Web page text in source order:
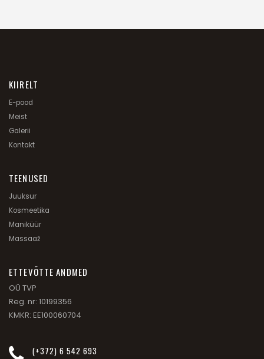
KIIRELT
E-pood
Meist
Galerii
Kontakt
TEENUSED
Juuksur
Kosmeetika
Maniküür
Massaaž
ETTEVÕTTE ANDMED
OÜ TVP
Reg. nr: 10199356
KMKR: EE100060704
(+372) 6 542 693